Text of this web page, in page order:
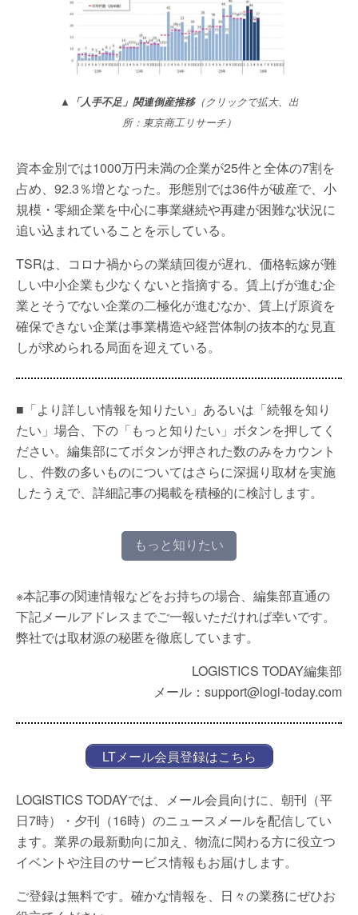
▲「人手不足」関連倒産推移（クリックで拡大、出
所：東京商工リサーチ）
資本金別では1000万円未満の企業が25件と全体の7割を
占め、92.3％増となった。形態別では36件が破産で、小
規模・零細企業を中心に事業継続や再建が困難な状況に
追い込まれていることを示している。
TSRは、コロナ禍からの業績回復が遅れ、価格転嫁が難
しい中小企業も少なくないと指摘する。賃上げが進む企
業とそうでない企業の二極化が進むなか、賃上げ原資を
確保できない企業は事業構造や経営体制の抜本的な見直
しが求められる局面を迎えている。
■「より詳しい情報を知りたい」あるいは「続報を知り
たい」場合、下の「もっと知りたい」ボタンを押してく
ださい。編集部にてボタンが押された数のみをカウント
し、件数の多いものについてはさらに深掘り取材を実施
したうえで、詳細記事の掲載を積極的に検討します。
もっと知りたい
※本記事の関連情報などをお持ちの場合、編集部直通の
下記メールアドレスまでご一報いただければ幸いです。
弊社では取材源の秘匿を徹底しています。
LOGISTICS TODAY編集部
メール：support@logi-today.com
LTメール会員登録はこちら
LOGISTICS TODAYでは、メール会員向けに、朝刊（平
日7時）・夕刊（16時）のニュースメールを配信してい
ます。業界の最新動向に加え、物流に関わる方に役立つ
イベントや注目のサービス情報もお届けします。
ご登録は無料です。確かな情報を、日々の業務にぜひお